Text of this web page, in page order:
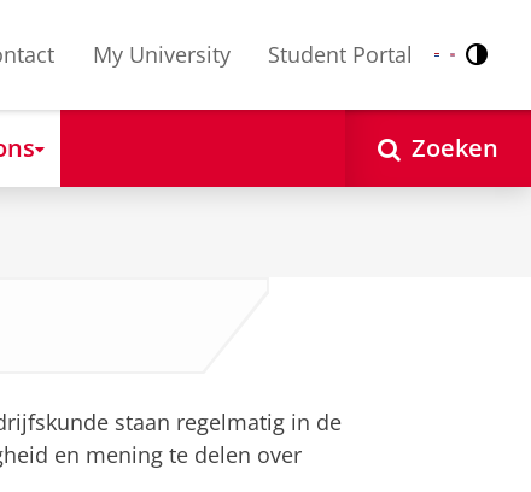
My University Student Portal Nederlands
English
Zoeken
staan regelmatig in de
en mening te delen over